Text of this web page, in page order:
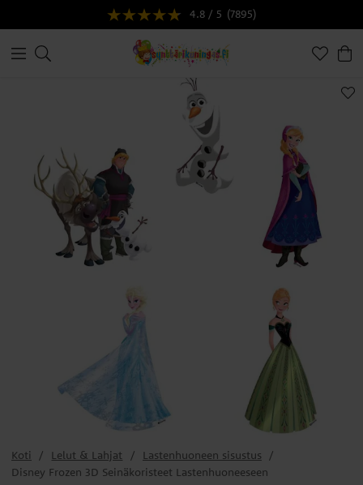
4.8 / 5 (7895)
Koti Lelut & Lahjat
Lastenhuoneen sisustus
Disney Frozen 3D Seinäkoristeet Lastenhuoneeseen